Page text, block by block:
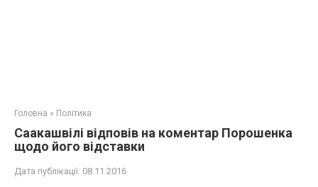
Головна » Політика
Саакашвілі відповів на коментар Порошенка
щодо його відставки
Дата публікації: 08.11.2016